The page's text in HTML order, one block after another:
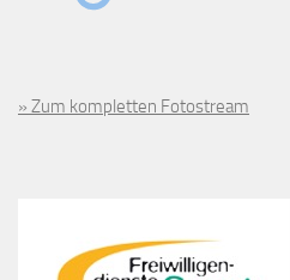
» Zum kompletten Fotostream